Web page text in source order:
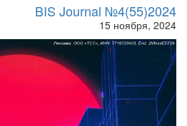
BIS Journal №4(55)2024
15 ноября, 2024